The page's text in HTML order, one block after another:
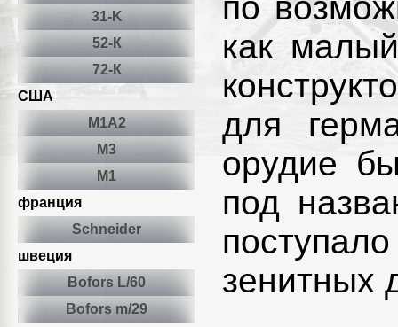
31-K
52-К
72-К
США
М1А2
М3
M1
франция
Schneider
швеция
Bofors L/60
Bofors m/29
по
как
для
орудие
под
зенитных